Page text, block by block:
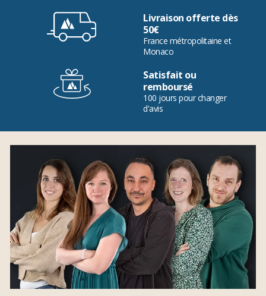
Livraison offerte dès
50€
France métropolitaine et
Monaco
Satisfait ou
remboursé
100 jours pour changer
d'avis